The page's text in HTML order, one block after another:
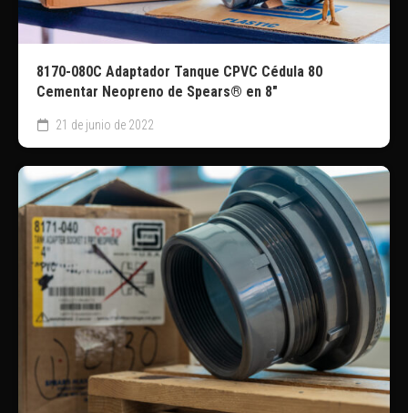
8170-080C Adaptador Tanque CPVC Cédula 80
Cementar Neopreno de Spears® en 8″
21 de junio de 2022